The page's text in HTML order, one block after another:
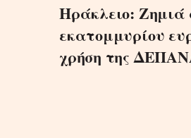
Ηράκλειο: Ζημιά
εκατομμυρίου
χρήση της